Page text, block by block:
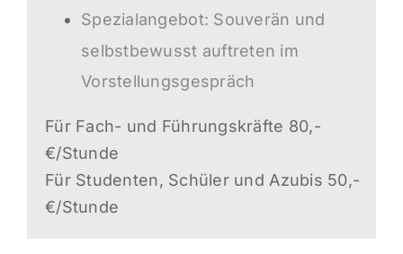
Spezialangebot: Souverän und
selbstbewusst auftreten im
Vorstellungsgespräch
Für Fach- und Führungskräfte 80,-
€/Stunde
Für Studenten, Schüler und Azubis 50,-
€/Stunde